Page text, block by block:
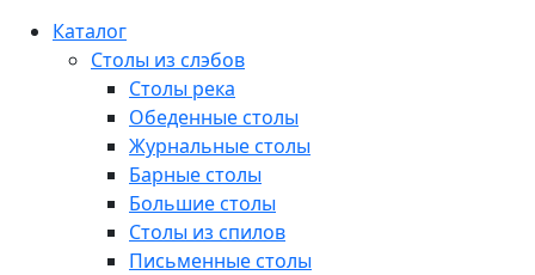
Каталог
Столы из слэбов
Столы река
Обеденные столы
Журнальные столы
Барные столы
Большие столы
Столы из спилов
Письменные столы